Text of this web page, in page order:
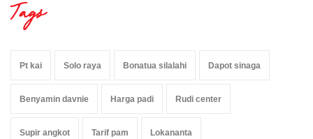
Tags
Pt kai Solo raya Bonatua silalahi Dapot sinaga
Benyamin davnie Harga padi Rudi center
Supir angkot Tarif pam Lokananta